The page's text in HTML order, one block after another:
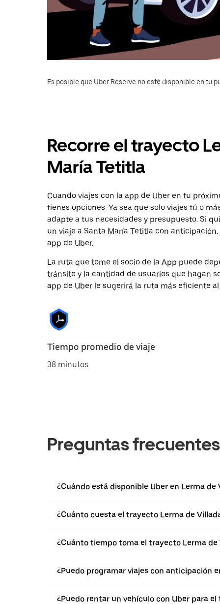
Es posible que Uber Reserve no esté disponible en tu
Recorre el trayecto
María Tetitla
Cuando viajes con la app de Uber en tu
tienes opciones. Ya sea que solo viajes tú o
adapte a tus necesidades y presupuesto. Si
un viaje a Santa María Tetitla con
app de Uber.
La ruta que tome el socio de la App puede
tránsito y la cantidad de usuarios que hagan
app de Uber le sugerirá la ruta más eficiente
Tiempo promedio de viaje
38 minutos
Preguntas frecuentes
¿Cuándo está disponible Uber en Lerma de
¿Cuánto cuesta el trayecto Lerma de
¿Cuánto tiempo toma el trayecto Lerma
¿Puedo programar viajes con anticipación
¿Puedo rentar un vehículo con Uber para